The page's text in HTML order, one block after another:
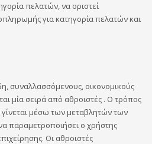
πελατών, να οριστεί
για κατηγορία πελατών και
συναλλασσόμενους, οικονομικούς
μία σειρά από αθροιστές . Ο τρόπος
μέσω των μεταβλητών των
παραμετροποιήσει ο χρήστης
Οι αθροιστές